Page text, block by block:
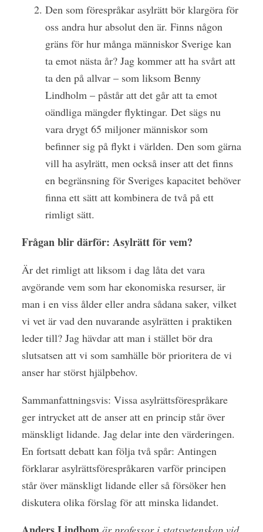
Den som förespråkar asylrätt bör klargöra för
oss andra hur absolut den är. Finns någon
gräns för hur många människor Sverige kan
ta emot nästa år? Jag kommer att ha svårt att
ta den på allvar – som liksom Benny
Lindholm – påstår att det går att ta emot
oändliga mängder flyktingar. Det sägs nu
vara drygt 65 miljoner människor som
befinner sig på flykt i världen. Den som gärna
vill ha asylrätt, men också inser att det finns
en begränsning för Sveriges kapacitet behöver
finna ett sätt att kombinera de två på ett
rimligt sätt.
Frågan blir därför: Asylrätt för vem?
Är det rimligt att liksom i dag låta det vara
avgörande vem som har ekonomiska resurser, är
man i en viss ålder eller andra sådana saker, vilket
vi vet är vad den nuvarande asylrätten i praktiken
leder till? Jag hävdar att man i stället bör dra
slutsatsen att vi som samhälle bör prioritera de vi
anser har störst hjälpbehov.
Sammanfattningsvis: Vissa asylrättsförespråkare
ger intrycket att de anser att en princip står över
mänskligt lidande. Jag delar inte den värderingen.
En fortsatt debatt kan följa två spår: Antingen
förklarar asylrättsförespråkaren varför principen
står över mänskligt lidande eller så försöker hen
diskutera olika förslag för att minska lidandet.